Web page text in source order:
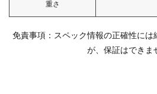
重さ
免責事項：スペック情報の正確性には
が、保証はできま